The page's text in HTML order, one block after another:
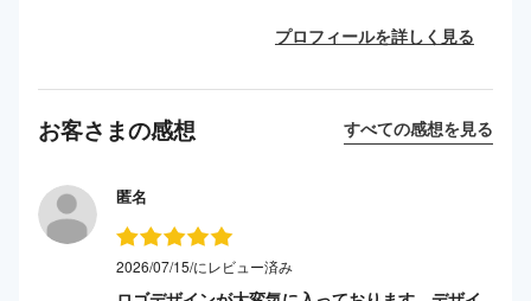
プロフィールを詳しく見る
お客さまの感想 すべての感想を見る
匿名
2026/07/15/にレビュー済み